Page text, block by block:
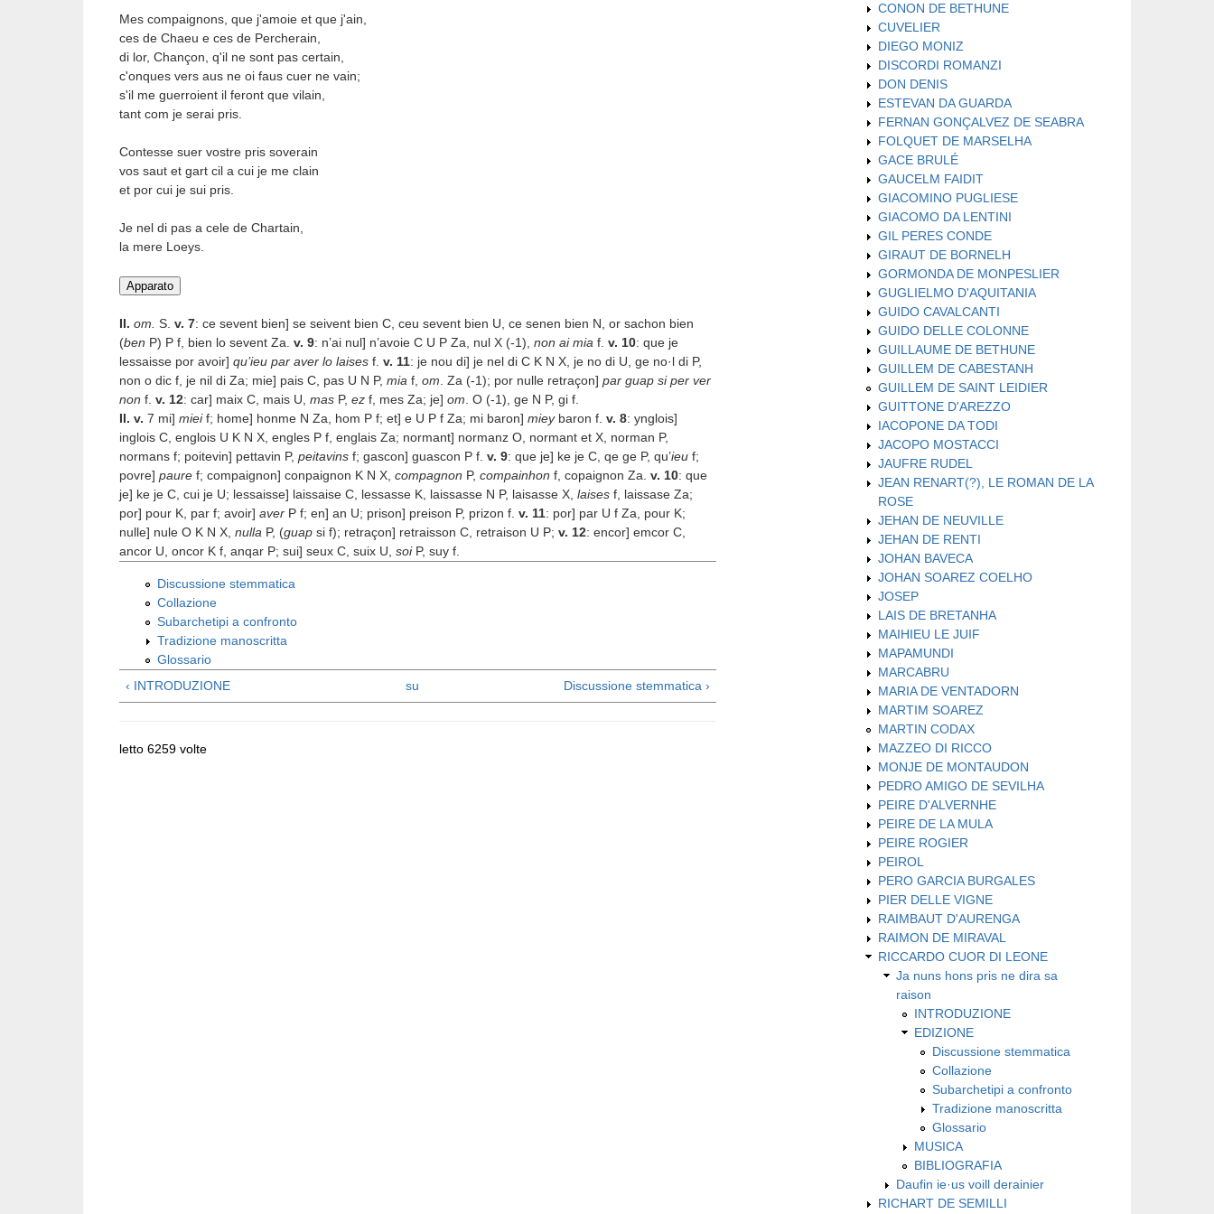
Mes compaignons, que j'amoie et que j'ain,
ces de Chaeu e ces de Percherain,
di lor, Chançon, q'il ne sont pas certain,
c'onques vers aus ne oi faus cuer ne vain;
s'il me guerroient il feront que vilain,
tant com je serai pris.
Contesse suer vostre pris soverain
vos saut et gart cil a cui je me clain
et por cui je sui pris.
Je nel di pas a cele de Chartain,
la mere Loeys.
II. om. S. v. 7: ce sevent bien] se seivent bien C, ceu sevent bien U, ce senen bien N, or sachon bien
(ben P) P f, bien lo sevent Za v. 9: n’ai nul] n’avoie C U P Za , nul X (-1), non ai mia f. v. 10: que je
lessaisse por avoir] qu’ieu par aver lo laises f. v. 11: je nou di] je nel di C K N X, je no di U, ge no·l di P,
non o dic f, je nil di Za; mie] pais C, pas U N P, mia f, om . Za (-1); por nulle retraçon] par guap si per ver
non f. v. 12: car] maix C, mais U, mas P, ez f, mes Za; je] om . O (-1), ge N P, gi f.
II. v. 7 mi] mieif; home] honme N Za , hom P f; et] e U P f Za; mi baron] mieybaron f. v. 8: ynglois]
inglois C, englois U K N X, engles P f, englais Za; normant] normanz O, normant et X, norman P,
normans f; poitevin] pettavin P, peitavins f; gascon] guascon P f. v. 9: que je] ke je C, qe ge P, qu’ieu f;
povre] paure f; compaignon] conpaignon K N X, compagnon P, compainhon f, copaignon Za v. 10: que
je] ke je C, cui je U; lessaisse] laissaise C, lessasse K, laissasse N P, laisasse X, laises f, laissase Za;
por] pour K, par f; avoir] aver P f; en] an U; prison] preison P, prizon f. v. 11: por] par U f Za , pour K;
nulle] nule O K N X, nulla P, (guap si f); retraçon] retraisson C, retraison U P; v. 12: encor] emcor C,
ancor U, oncor K f, anqar P; sui] seux C, suix U, soiP, suy f.
Discussione stemmatica
Collazione
Subarchetipi a confronto
Tradizione manoscritta
Glossario
‹ INTRODUZIONE
su Discussione stemmatica ›
letto 6259 volte
CONON DE BETHUNE
CUVELIER
DIEGO MONIZ
DISCORDI ROMANZI
DON DENIS
ESTEVAN DA GUARDA
FERNAN GONÇALVEZ DE SEABRA
FOLQUET DE MARSELHA
GACE BRULÉ
GAUCELM FAIDIT
GIACOMINO PUGLIESE
GIACOMO DA LENTINI
GIL PERES CONDE
GIRAUT DE BORNELH
GORMONDA DE MONPESLIER
GUGLIELMO D'AQUITANIA
GUIDO CAVALCANTI
GUIDO DELLE COLONNE
GUILLAUME DE BETHUNE
GUILLEM DE CABESTANH
GUILLEM DE SAINT LEIDIER
GUITTONE D'AREZZO
IACOPONE DA TODI
JACOPO MOSTACCI
JAUFRE RUDEL
JEAN RENART(?), LE ROMAN DE LA
ROSE
JEHAN DE NEUVILLE
JEHAN DE RENTI
JOHAN BAVECA
JOHAN SOAREZ COELHO
JOSEP
LAIS DE BRETANHA
MAIHIEU LE JUIF
MAPAMUNDI
MARCABRU
MARIA DE VENTADORN
MARTIM SOAREZ
MARTIN CODAX
MAZZEO DI RICCO
MONJE DE MONTAUDON
PEDRO AMIGO DE SEVILHA
PEIRE D'ALVERNHE
PEIRE DE LA MULA
PEIRE ROGIER
PEIROL
PERO GARCIA BURGALES
PIER DELLE VIGNE
RAIMBAUT D'AURENGA
RAIMON DE MIRAVAL
RICCARDO CUOR DI LEONE
Ja nuns hons pris ne dira sa
raison
INTRODUZIONE
EDIZIONE
Discussione stemmatica
Collazione
Subarchetipi a confronto
Tradizione manoscritta
Glossario
MUSICA
BIBLIOGRAFIA
Daufin ie·us voill derainier
RICHART DE SEMILLI